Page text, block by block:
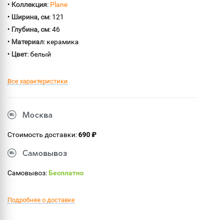
• Коллекция: Plane
• Ширина, см: 121
• Глубина, см: 46
• Материал: керамика
• Цвет: белый
Все характеристики
Москва
Стоимость доставки:690 ₽
Самовывоз
Самовывоз:Бесплатно
Подробнее о доставке